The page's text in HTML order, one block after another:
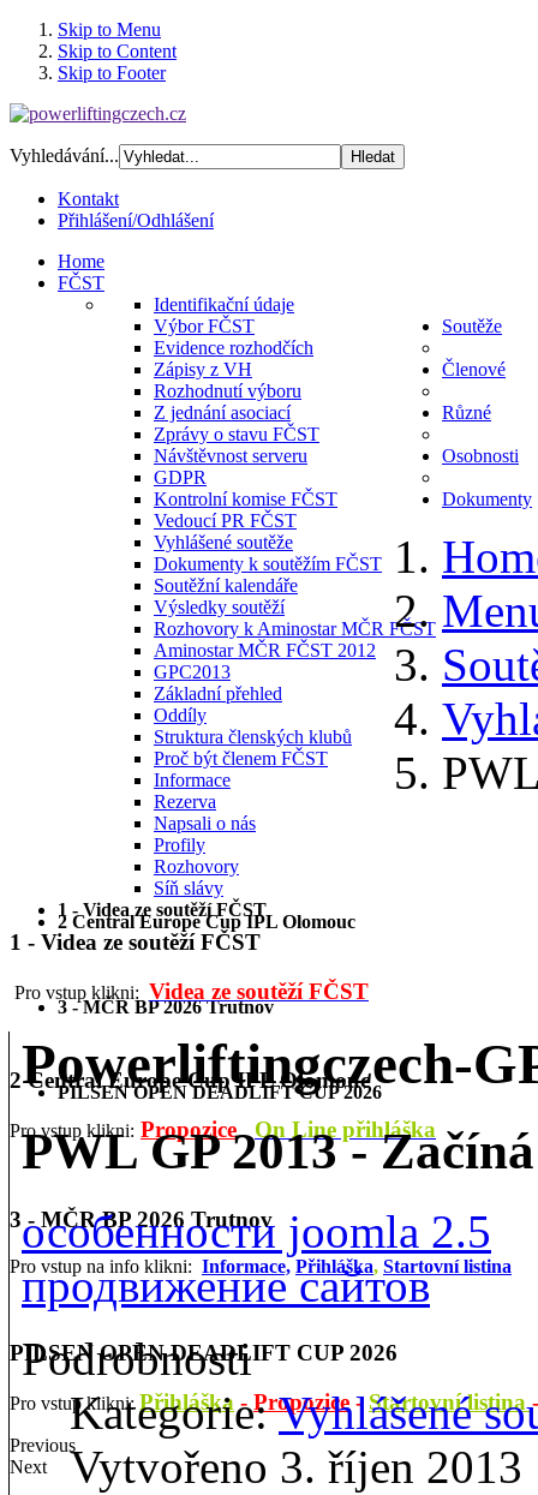
Skip to Menu
Skip to Content
Skip to Footer
Vyhledávání...
Kontakt
Přihlášení/Odhlášení
Home
FČST
Identifikační údaje
Výbor FČST
Evidence rozhodčích
Zápisy z VH
Rozhodnutí výboru
Z jednání asociací
Zprávy o stavu FČST
Návštěvnost serveru
GDPR
Kontrolní komise FČST
Vedoucí PR FČST
Soutěže
Vyhlášené soutěže
Dokumenty k soutěžím FČST
Soutěžní kalendáře
Výsledky soutěží
Rozhovory k Aminostar MČR FČST
Aminostar MČR FČST 2012
GPC2013
Členové
Základní přehled
Oddíly
Struktura členských klubů
Proč být členem FČST
Různé
Informace
Rezerva
Osobnosti
Napsali o nás
Profily
Rozhovory
Síň slávy
Dokumenty
1 - Videa ze soutěží FČST
2 Central Europe Cup IPL Olomouc
3 - MČR BP 2026 Trutnov
PILSEN OPEN DEADLIFT CUP 2026
1 - Videa ze soutěží FČST
Pro vstup klikni: Videa ze soutěží FČST
2 Central Europe Cup IPL Olomouc
Pro vstup klikni: Propozice On Line přihláška
3 - MČR BP 2026 Trutnov
Pro vstup na info klikni: Informace, Přihláška, Startovní listina
PILSEN OPEN DEADLIFT CUP 2026
Pro vstup klikni:Přihláška -Propozice - Startovní listina
Previous
Next
Powerliftingczech-
PWL GP 2013 -
особенности joomla 2.5
продвижение сайтов
Podrobnosti
Kategorie:Vyhlášené
Vytvořeno 3. říjen 2013